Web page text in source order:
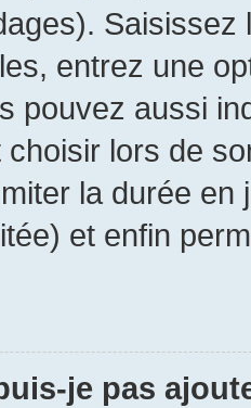
entrez une
pouvez aussi
choisir lors de
la durée
et enfin
je pas